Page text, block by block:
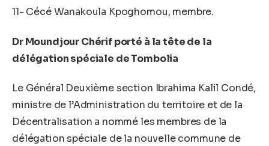
11- Cécé Wanakoula Kpoghomou, membre.
Dr Moundjour Chérif porté à la tête de la
délégation spéciale de Tombolia
Le Général Deuxième section Ibrahima Kalil Condé,
ministre de l’Administration du territoire et de la
Décentralisation a nommé les membres de la
délégation spéciale de la nouvelle commune de